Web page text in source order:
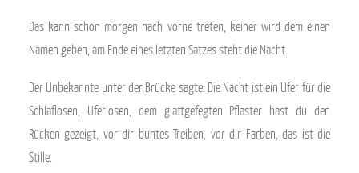
Das kann schon morgen nach vorne treten, keiner wird dem einen
Namen geben, am Ende eines letzten Satzes steht die Nacht.
Der Unbekannte unter der Brücke sagte: Die Nacht ist ein Ufer für die
Schlaflosen, Uferlosen, dem glattgefegten Pflaster hast du den
Rücken gezeigt, vor dir buntes Treiben, vor dir Farben, das ist die
Stille.